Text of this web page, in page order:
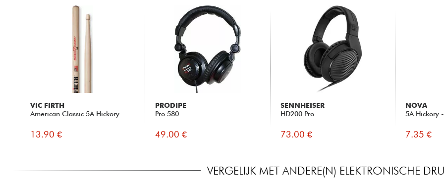
VIC FIRTH
American Classic 5A Hickory
13.90 €
PRODIPE
Pro 580
49.00 €
SENNHEISER
HD200 Pro
73.00 €
NOVA
5A Hickory
7.35 €
VERGELIJK MET ANDERE(N) ELEKTRONISCHE